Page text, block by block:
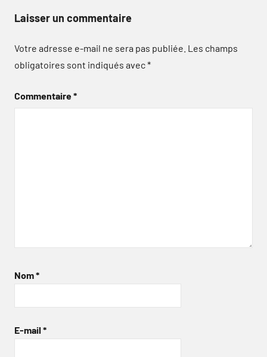
Laisser un commentaire
Votre adresse e-mail ne sera pas publiée. Les champs
obligatoires sont indiqués avec*
Commentaire*
Nom*
E-mail *